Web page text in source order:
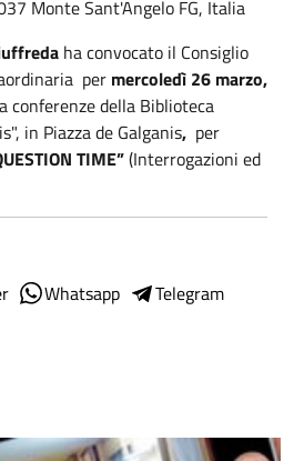
Monte Sant'Angelo FG, Italia
ha convocato il Consiglio
per mercoledì 26 marzo,
conferenze della Biblioteca
in Piazza de Galganis, per
TIME”(Interrogazioni ed
Whatsapp
Telegram